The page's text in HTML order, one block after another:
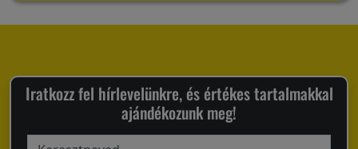
Iratkozz fel hírlevelünkre, és értékes tartalmakkal
ajándékozunk meg!